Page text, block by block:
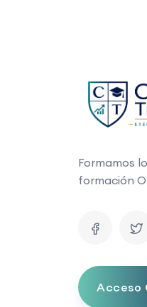
Formamos
formación
Acceso